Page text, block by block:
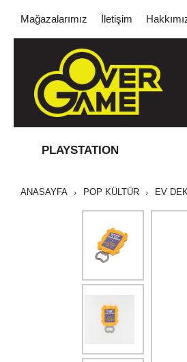
Mağazalarımız İletişim
PLAYSTATION
ANASAYFA POP KÜLTÜR EV